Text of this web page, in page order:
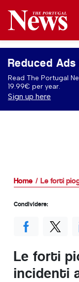
Reduced
Read The Portugal
19.99€ per year.
Sign up here
Home Le forti
Le forti
incidenti
Condividere: